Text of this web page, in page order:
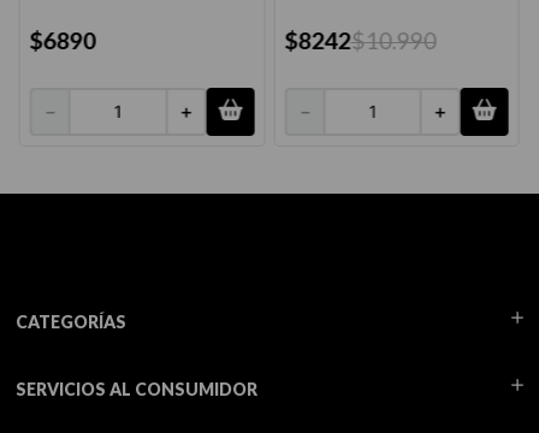
$6890
＋
－
$8242$10.990
＋
－
CATEGORÍAS
SERVICIOS AL CONSUMIDOR